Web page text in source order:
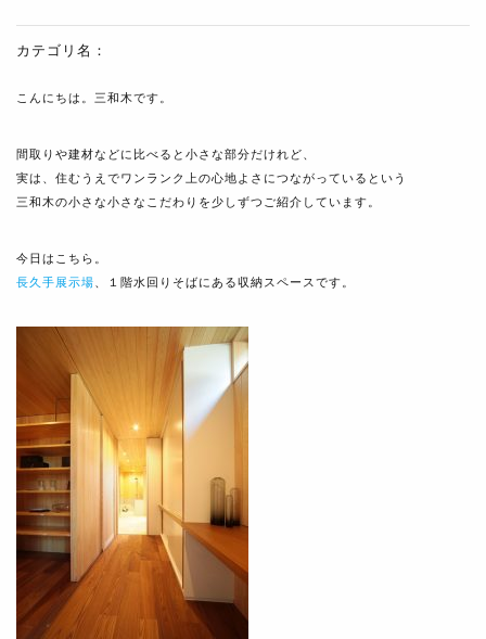
カテゴリ名：
こんにちは。三和木です。
間取りや建材などに比べると小さな部分だけれど、
実は、住むうえでワンランク上の心地よさにつながっているという
三和木の小さな小さなこだわりを少しずつご紹介しています。
今日はこちら。
長久手展示場 、１階水回りそばにある収納スペースです。